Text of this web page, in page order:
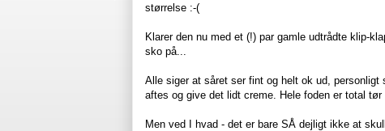
størrelse :-(
Klarer den nu med et (!) par gamle udtrådte klip-
sko på...
Alle siger at såret ser fint og helt ok ud,
aftes og give det lidt creme. Hele foden er total
Men ved I hvad - det er bare SÅ dejligt ikke at